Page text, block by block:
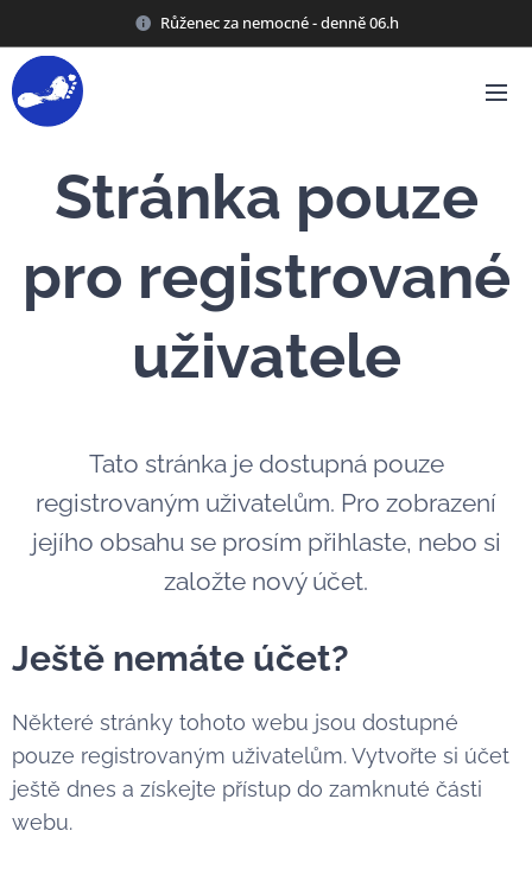
Růženec za nemocné - denně 06.h
Stránka pouze
pro registrované
uživatele
Tato stránka je dostupná pouze
registrovaným uživatelům. Pro zobrazení
jejího obsahu se prosím přihlaste, nebo si
založte nový účet.
Ještě nemáte účet?
Některé stránky tohoto webu jsou dostupné
pouze registrovaným uživatelům. Vytvořte si účet
ještě dnes a získejte přístup do zamknuté části
webu.